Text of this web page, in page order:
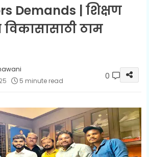
Demands | शिक्षण
ठाम
5 minute read 0